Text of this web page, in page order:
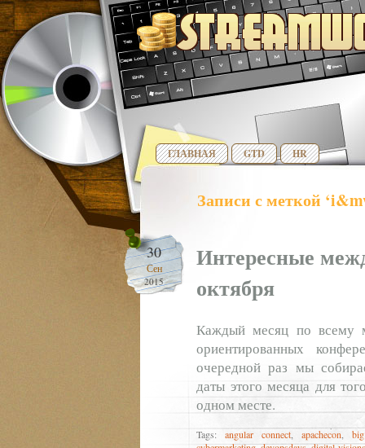
ГЛАВНАЯ GTD HR
Записи с меткой
30
Сен
2015
Интересные
октября
Каждый месяц по всему
ориентированных
очередной раз мы
даты этого месяца для
одном месте.
Tags: angular connect apachecon